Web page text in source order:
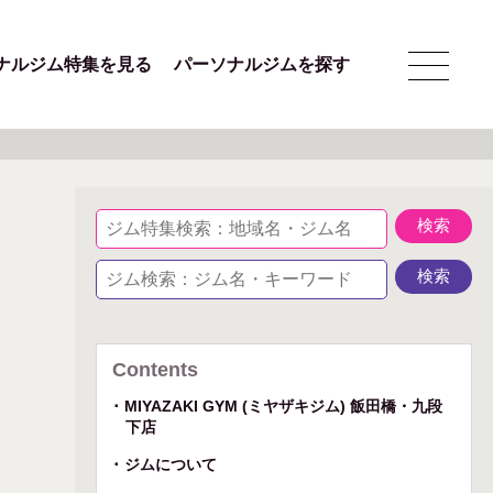
ルジム特集を見る パーソナルジムを探す
Contents
MIYAZAKI GYM (ミヤザキジム) 飯田橋・九段
下店
ジムについて